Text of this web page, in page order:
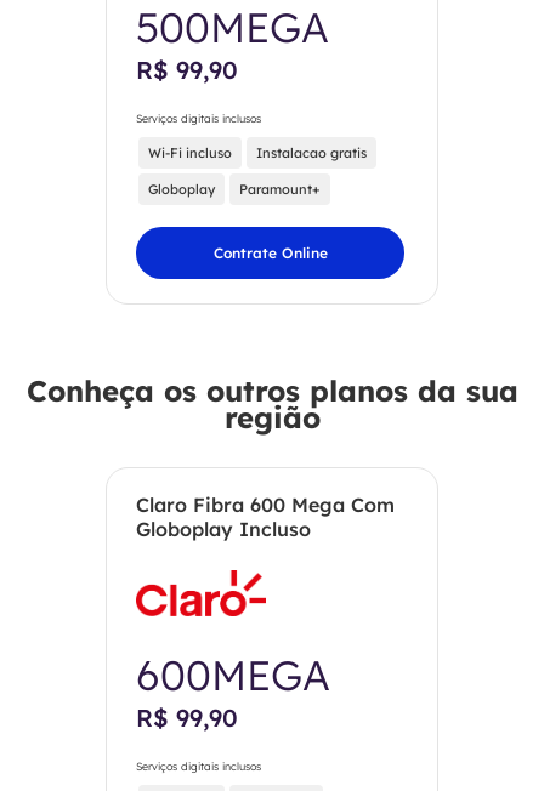
500MEGA
R$ 99,90
Serviços digitais inclusos
Wi-Fi incluso Instalacao gratis
Globoplay Paramount+
Contrate Online
Conheça os outros planos da sua
região
Claro Fibra 600 Mega Com
Globoplay Incluso
600MEGA
R$ 99,90
Serviços digitais inclusos